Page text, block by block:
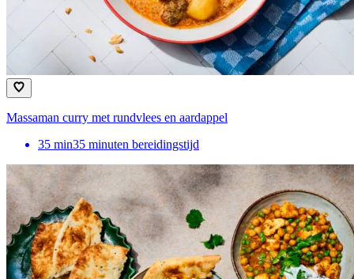
Massaman curry met rundvlees en aardappel
35 min35 minuten bereidingstijd